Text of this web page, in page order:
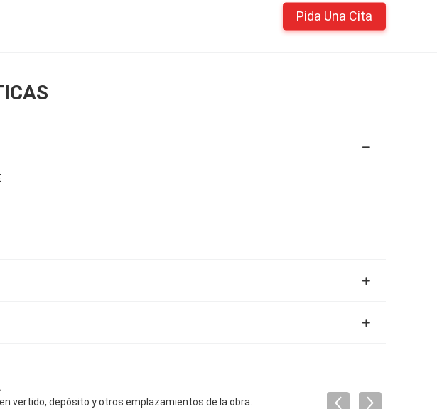
Pida Una Cita
vertido, depósito y otros emplazamientos de la obra.